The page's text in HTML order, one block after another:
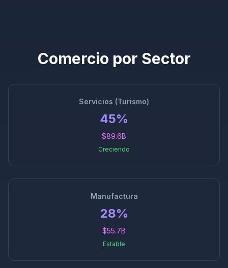
Comercio por Sector
Servicios (Turismo)
45%
$89.6B
Creciendo
Manufactura
28%
$55.7B
Estable